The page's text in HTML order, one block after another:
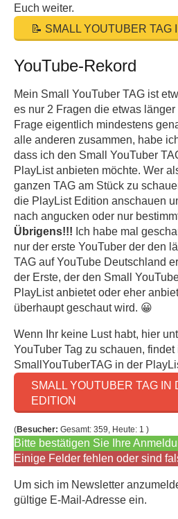
Euch weiter.
📝 SMALL YOUTUBER TAG
YouTube-Rekord
Mein Small YouTuber TAG ist
es nur 2 Fragen die etwas
Frage eigentlich mindestens
alle anderen zusammen, habe
dass ich den Small YouTuber
PlayList anbieten möchte. Wer
ganzen TAG am Stück zu
die PlayList Edition anschauen
nach angucken oder nur
Übrigens!!! Ich habe mal
nur der erste YouTuber der den
TAG auf YouTube Deutschland
der Erste, der den Small
PlayList anbietet oder eher
überhaupt geschaut wird. 😀
Wenn Ihr keine Lust habt, hier
YouTuber Tag zu schauen, findet
SmallYouTuberTAG in der
SMALL YOUTUBER TAG IN
EDITION
(Besucher: Gesamt: 359, Heute: 1 )
Bitte bestätigen Sie Ihre
Einige Felder fehlen oder sind
Um sich im Newsletter
gültige E-Mail-Adresse ein.